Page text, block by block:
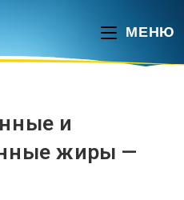
МЕНЮ
и
жиры —